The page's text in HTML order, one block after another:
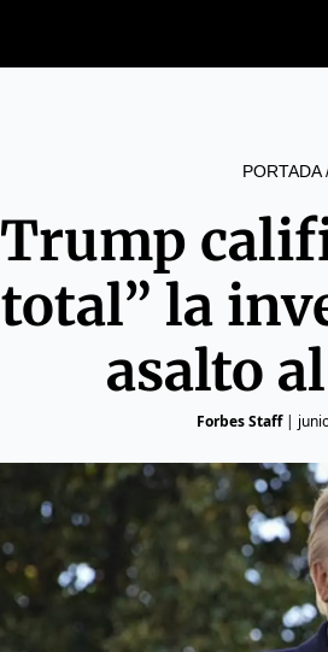
PORTADA
Trump
total” la
asalto
Forbes Staff|